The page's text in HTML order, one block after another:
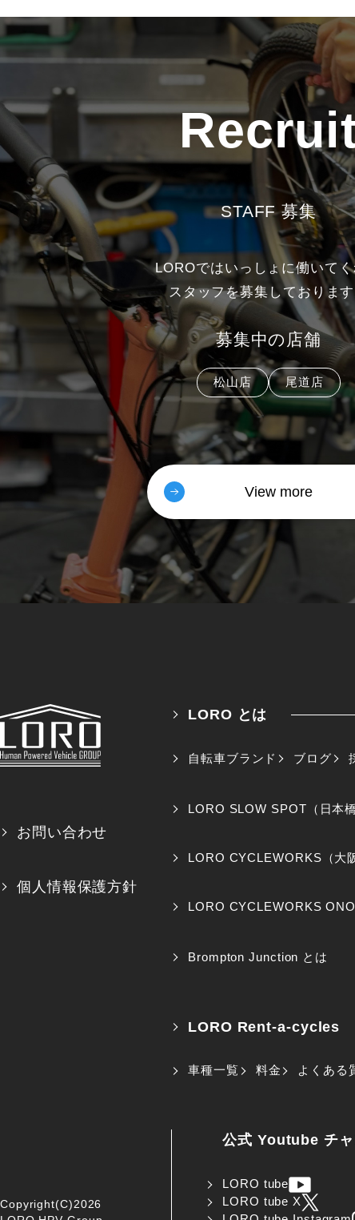
STAFF 募集
LOROではいっしょに働いてく
スタッフを募集しておりま
募集中の店舗
松山店 尾道店
View more
LORO とは
自転車ブランド ブログ
LORO SLOW SPOT（日本橋
LORO CYCLEWORKS（大
LORO CYCLEWORKS
Brompton Junction とは
LORO Rent-a-cycles
車種一覧 料金 よくある
公式 Youtube チ
LORO tube
LORO tube X
お問い合わせ
個人情報保護方針
Copyright(C)2026